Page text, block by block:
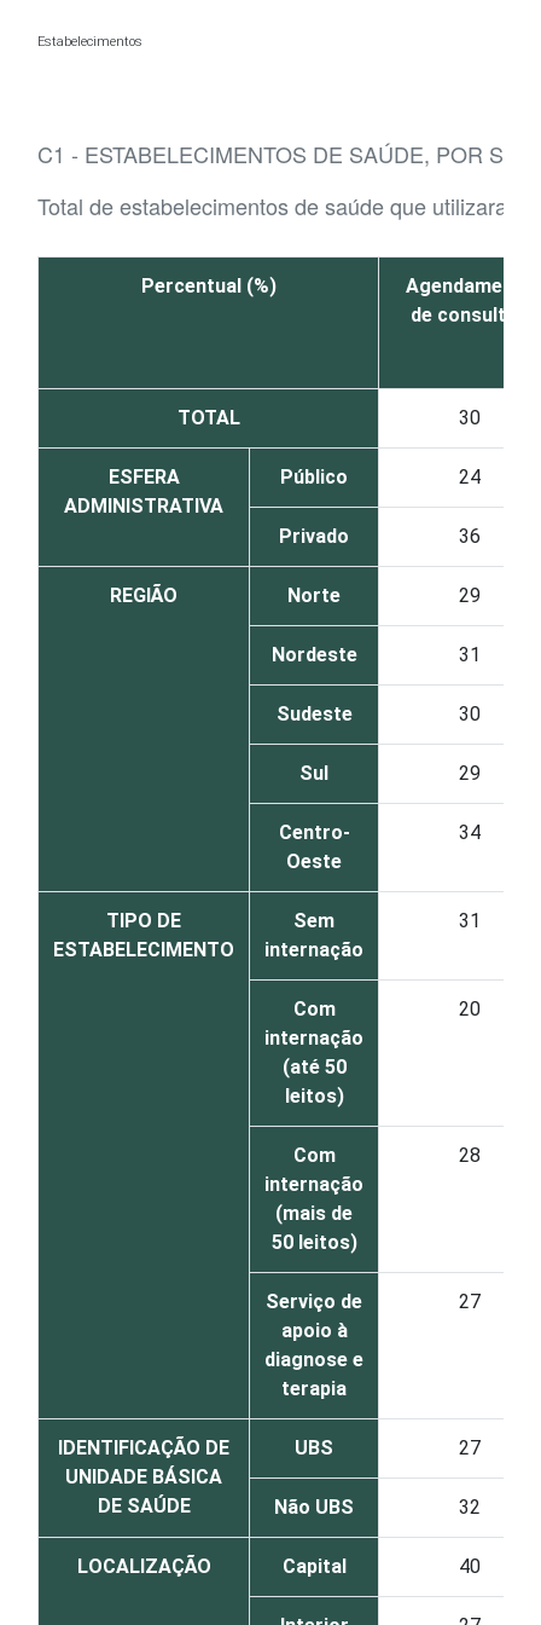
Estabelecimentos
C1 - ESTABELECIMENTOS DE SAÚDE, POR
Total de estabelecimentos de saúde que utilizaram
Percentual (%)
Agendamento
de consultas
TOTAL 30
ESFERA
ADMINISTRATIVA
Público 24
Privado 36
REGIÃO Norte 29
Nordeste 31
Sudeste 30
Sul 29
Centro-
Oeste
34
TIPO DE
ESTABELECIMENTO
Sem
internação
31
Com
internação
(até 50
leitos)
20
Com
internação
(mais de
50 leitos)
28
Serviço de
apoio à
diagnose e
terapia
27
IDENTIFICAÇÃO DE
UNIDADE BÁSICA
DE SAÚDE
UBS 27
Não UBS 32
LOCALIZAÇÃO Capital 40